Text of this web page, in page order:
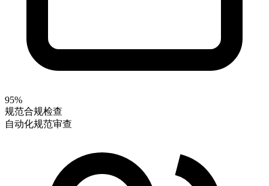
95%
规范合规检查
自动化规范审查